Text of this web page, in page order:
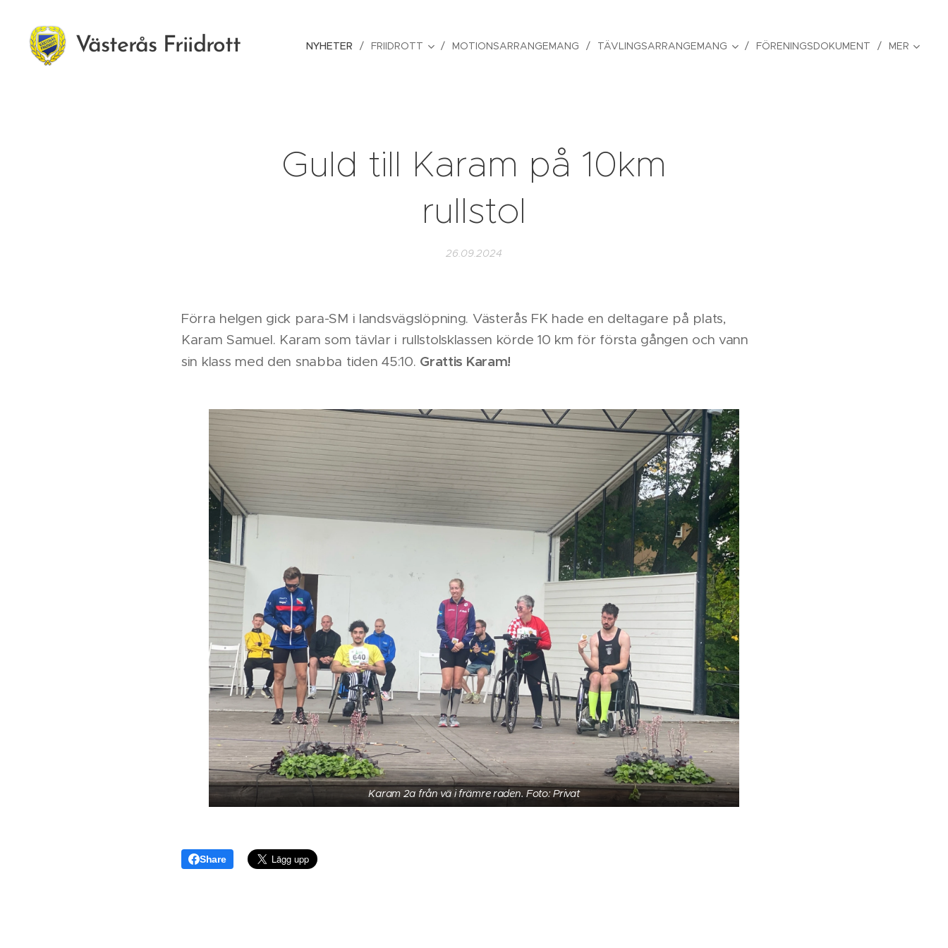
Västerås Friidrott NYHETER FRIIDROTT MOTIONSARRANGEMANG TÄVLINGSARRANGEMANG FÖRENINGSDOKUMENT MER
Guld till Karam på 10km
rullstol
26.09.2024
Förra helgen gick para-SM i landsvägslöpning. Västerås FK hade en deltagare på plats,
Karam Samuel. Karam som tävlar i rullstolsklassen körde 10 km för första gången och vann
sin klass med den snabba tiden 45:10. Grattis Karam!
Karam 2a från vä i främre raden. Foto: Privat
Share